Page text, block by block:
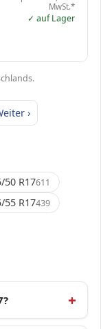
MwSt.*
✓ auf Lager
›
50 R17611
55 R17439